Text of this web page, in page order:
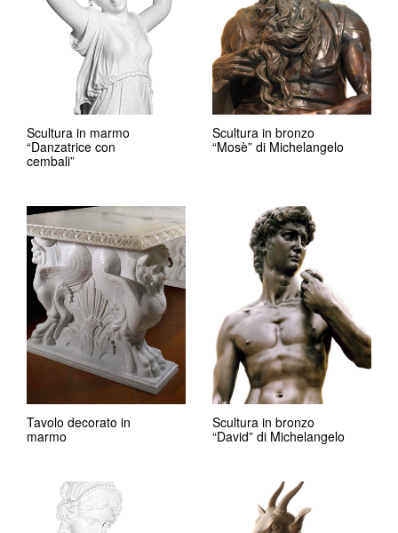
Scultura in marmo
“Danzatrice con
cembali”
Scultura in bronzo
“Mosè” di Michelangelo
Tavolo decorato in
marmo
Scultura in bronzo
“David” di Michelangelo